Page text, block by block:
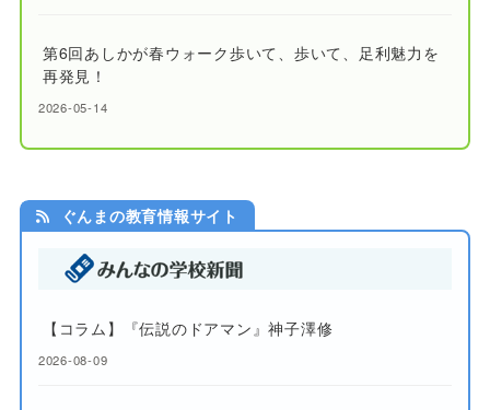
第6回あしかが春ウォーク歩いて、歩いて、足利魅力を
再発見！
2026-05-14
ぐんまの教育情報サイト
【コラム】『伝説のドアマン』神子澤修
2026-08-09